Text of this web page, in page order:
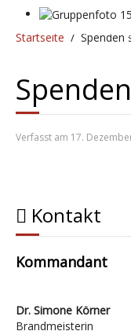
Gruppenfoto 150
Startseite Spenden
Verfasst am 17.
Kontakt
Kommandant
Dr. Simone Körner
Brandmeisterin